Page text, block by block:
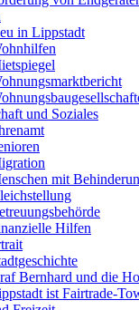
in Lippstadt
und Soziales
mit
Hilfen
Bernhard und die
ist Fairtrade-